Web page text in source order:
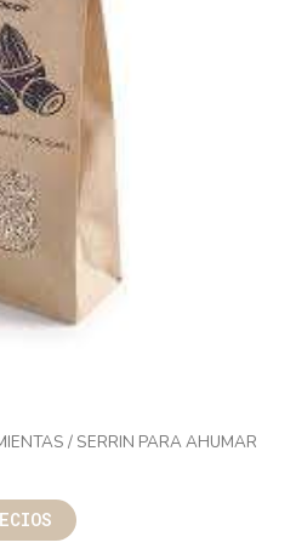
/ SERRIN PARA AHUMAR